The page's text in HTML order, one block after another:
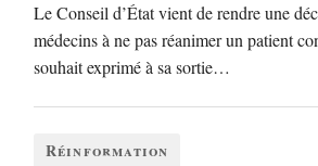
Le Conseil d’État vient de rendre une
médecins à ne pas réanimer un patient
souhait exprimé à sa sortie…
Réinformation